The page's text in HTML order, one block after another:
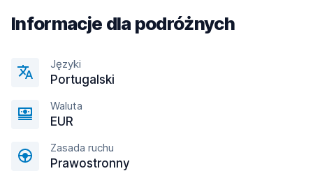
Informacje dla podróżnych
Języki
Portugalski
Waluta
EUR
Zasada ruchu
Prawostronny